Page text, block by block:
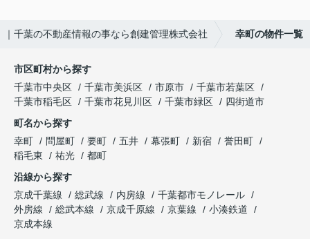
｜千葉の不動産情報の事なら創建管理株式会社 幸町の物件一覧
市区町村から探す
千葉市中央区
千葉市美浜区 市原市
千葉市若葉区
千葉市稲毛区
千葉市花見川区 千葉市緑区
四街道市
町名から探す
幸町
問屋町 要町 五井 幕張町 新宿
誉田町
稲毛東
祐光
都町
沿線から探す
京成千葉線
総武線 内房線
千葉都市モノレール
外房線
総武本線 京成千原線 京葉線
小湊鉄道
京成本線